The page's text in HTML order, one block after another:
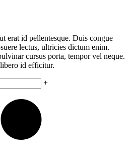
erat id pellentesque. Duis congue
lectus, ultricies dictum enim.
cursus porta, tempor vel neque.
id efficitur.
+